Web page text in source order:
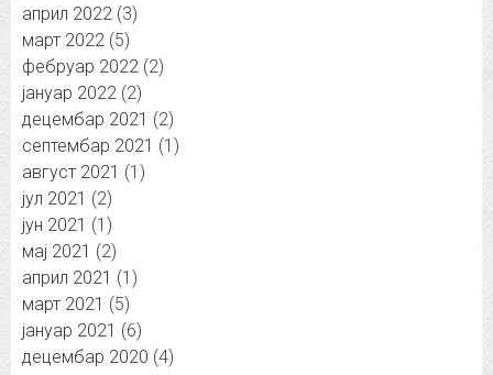
април 2022 (3)
март 2022 (5)
фебруар 2022 (2)
јануар 2022 (2)
децембар 2021 (2)
септембар 2021 (1)
август 2021 (1)
јул 2021 (2)
јун 2021 (1)
мај 2021 (2)
април 2021 (1)
март 2021 (5)
јануар 2021 (6)
децембар 2020 (4)